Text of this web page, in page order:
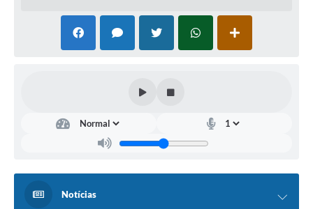
Notícias